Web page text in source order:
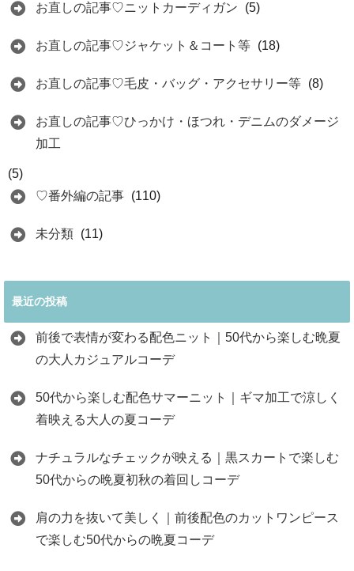
お直しの記事♡ニットカーディガン (5)
お直しの記事♡ジャケット＆コート等 (18)
お直しの記事♡毛皮・バッグ・アクセサリー等 (8)
お直しの記事♡ひっかけ・ほつれ・デニムのダメージ
加工
(5)
♡番外編の記事 (110)
未分類 (11)
最近の投稿
前後で表情が変わる配色ニット｜50代から楽しむ晩夏
の大人カジュアルコーデ
50代から楽しむ配色サマーニット｜ギマ加工で涼しく
着映える大人の夏コーデ
ナチュラルなチェックが映える｜黒スカートで楽しむ
50代からの晩夏初秋の着回しコーデ
肩の力を抜いて美しく｜前後配色のカットワンピース
で楽しむ50代からの晩夏コーデ